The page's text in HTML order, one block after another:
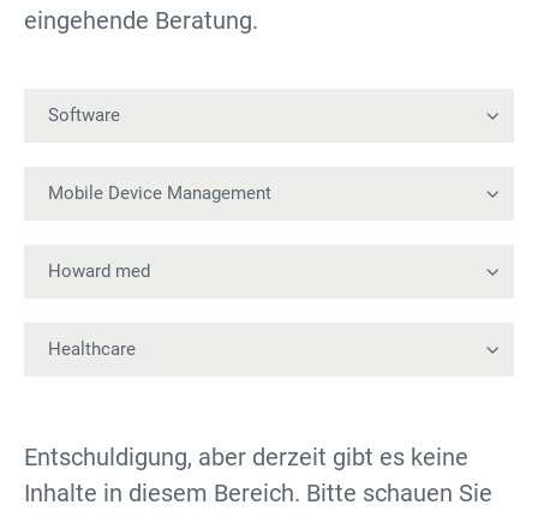
eingehende Beratung.
Entschuldigung, aber derzeit gibt es keine
Inhalte in diesem Bereich. Bitte schauen Sie